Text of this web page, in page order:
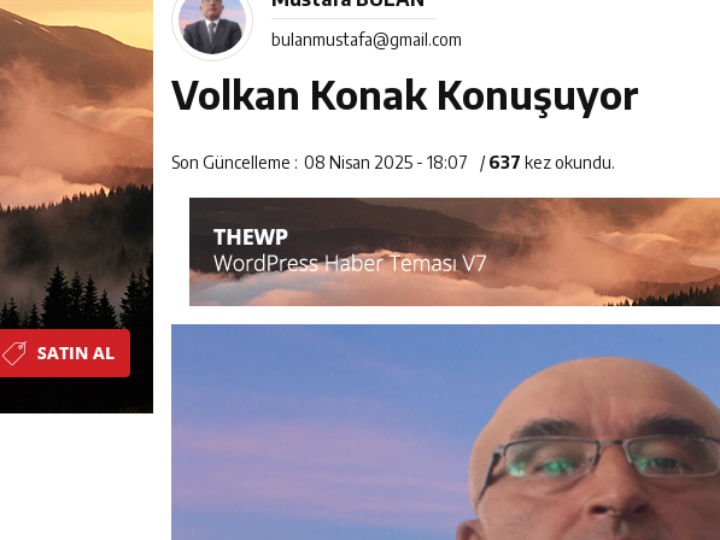
Çeyrek Asırlık Eser Okuyucularıyla Buluştu
bulanmustafa@gmail.com
Volkan Konak Konuşuyor
Son Güncelleme : 08 Nisan 2025 - 18:07 /637 kez okundu.